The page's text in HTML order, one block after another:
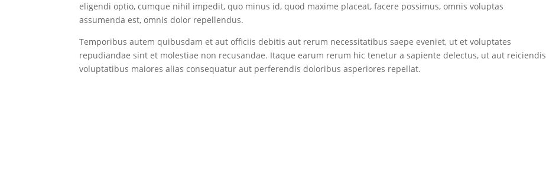
eligendi optio, cumque nihil impedit, quo minus id, quod maxime placeat, facere possimus, omnis voluptas
assumenda est, omnis dolor repellendus.
Temporibus autem quibusdam et aut officiis debitis aut rerum necessitatibus saepe eveniet, ut et voluptates
repudiandae sint et molestiae non recusandae. Itaque earum rerum hic tenetur a sapiente delectus, ut aut reiciendis
voluptatibus maiores alias consequatur aut perferendis doloribus asperiores repellat.